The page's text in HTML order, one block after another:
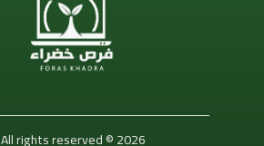
All rights reserved © 2026